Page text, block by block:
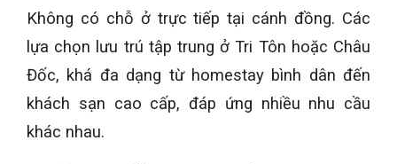
Không có chỗ ở trực tiếp tại cánh đồng. Các
lựa chọn lưu trú tập trung ở Tri Tôn hoặc Châu
Đốc, khá đa dạng từ homestay bình dân đến
khách sạn cao cấp, đáp ứng nhiều nhu cầu
khác nhau.